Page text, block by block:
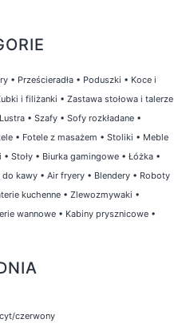
• Prześcieradła • Poduszki • Koce i
i filiżanki • Zastawa stołowa i talerze
Lustra • Szafy • Sofy rozkładane •
• Fotele z masażem • Stoliki • Meble
• Stoły • Biurka gamingowe • Łóżka •
do kawy • Air fryery • Blendery • Roboty
kuchenne • Zlewozmywaki •
wannowe • Kabiny prysznicowe •
czerwony